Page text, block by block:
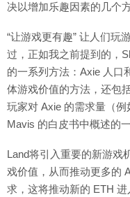
决以增加乐趣因素的几个方
“让游戏更有趣” 让人们玩
过，正如我之前提到的，
的一系列方法：Axie 人口
体游戏价值的方法，还包
玩家对 Axie 的需求量（
Mavis 的白皮书中概述的
Land将引入重要的新游戏
戏价值，从而推动更多的
求，这将推动新的 ETH